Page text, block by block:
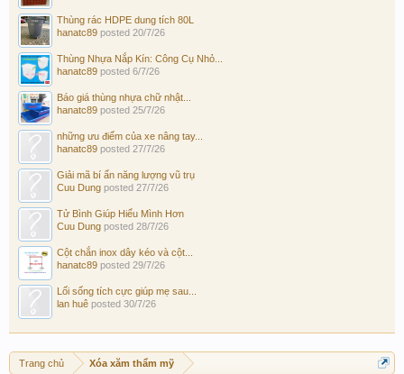
Thùng rác HDPE dung tích 80L
hanatc89 posted 20/7/26
Thùng Nhựa Nắp Kín: Công Cụ Nhỏ...
hanatc89 posted 6/7/26
Báo giá thùng nhựa chữ nhật...
hanatc89 posted 25/7/26
những ưu điểm của xe nâng tay...
hanatc89 posted 27/7/26
Giải mã bí ẩn năng lượng vũ trụ
Cuu Dung posted 27/7/26
Tử Bình Giúp Hiểu Mình Hơn
Cuu Dung posted 28/7/26
Cột chắn inox dây kéo và cột...
hanatc89 posted 29/7/26
Lối sống tích cực giúp mẹ sau...
lan huê posted 30/7/26
Trang chủ Xóa xăm thẩm mỹ